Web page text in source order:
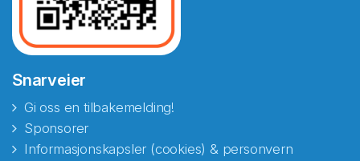
Snarveier
Gi oss en tilbakemelding!
Sponsorer
Informasjonskapsler (cookies) & personvern